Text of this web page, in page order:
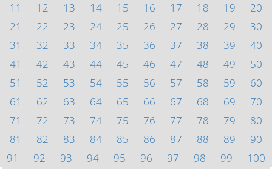
11
12 13 14 15 16 17 18 19
20
21
22 23 24 25 26 27 28 29
30
31
32 33 34 35 36 37 38 39
40
41
42 43 44 45 46 47 48 49
50
51
52 53 54 55 56 57 58 59
60
61
62 63 64 65 66 67 68 69
70
71
72 73 74 75 76 77 78 79
80
81
82 83 84 85 86 87 88 89
90
91
92 93 94 95 96 97 98 99
100